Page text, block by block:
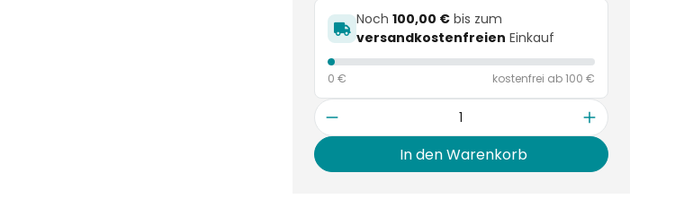
Noch100,00 € bis zum
versandkostenfreien Einkauf
0 € kostenfrei ab 100 €
Anzahl
In den Warenkorb